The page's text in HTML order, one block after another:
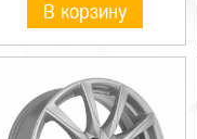
В корзину